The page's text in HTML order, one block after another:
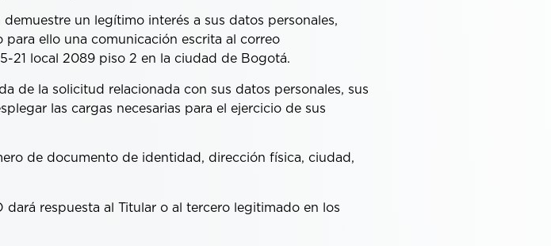
un legítimo interés a sus datos personales,
para ello una comunicación escrita al correo
21 local 2089 piso 2 en la ciudad de Bogotá.
de la solicitud relacionada con sus datos personales, sus
las cargas necesarias para el ejercicio de sus
de documento de identidad, dirección física, ciudad,
respuesta al Titular o al tercero legitimado en los